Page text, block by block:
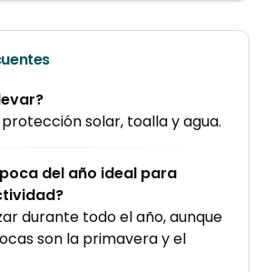
solar, toalla y agua.
del año ideal para
durante todo el año, aunque
son la primavera y el